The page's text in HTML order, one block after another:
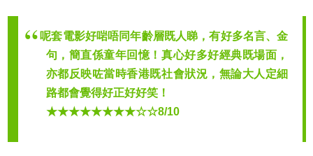
呢套電影好啱唔同年齡層既人睇，有好多名言、金
句，簡直係童年回憶！真心好多好經典既場面，
亦都反映咗當時香港既社會狀況，無論大人定細
路都會覺得好正好好笑！
★★★★★★★★☆☆8/10